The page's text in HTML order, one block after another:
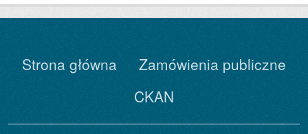
Strona główna
Zamówienia publiczne
CKAN